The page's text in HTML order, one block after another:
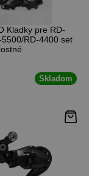
Kladky pre RD-
5500/RD-4400 set
Skladom